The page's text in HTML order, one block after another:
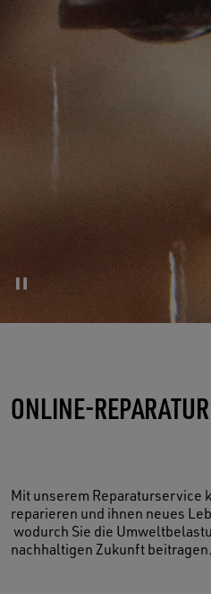
ONLINE-REPARATUR
Mit unserem Reparaturservice
reparieren und ihnen neues
wodurch Sie die
nachhaltigen Zukunft beitragen.